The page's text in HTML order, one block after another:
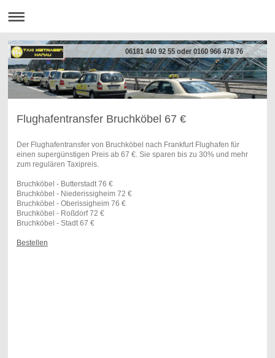
06181 440 92 55 oder 0160 966 478 76
Flughafentransfer Bruchköbel 67 €
Der Flughafentransfer von Bruchköbel nach Frankfurt Flughafen für
einen supergünstigen Preis ab 67 €. Sie sparen bis zu 30% und mehr
zum regulären Taxipreis.
Bruchköbel - Butterstadt 76 €
Bruchköbel - Niederissigheim 72 €
Bruchköbel - Oberissigheim 76 €
Bruchköbel - Roßdorf 72 €
Bruchköbel - Stadt 67 €
Bestellen